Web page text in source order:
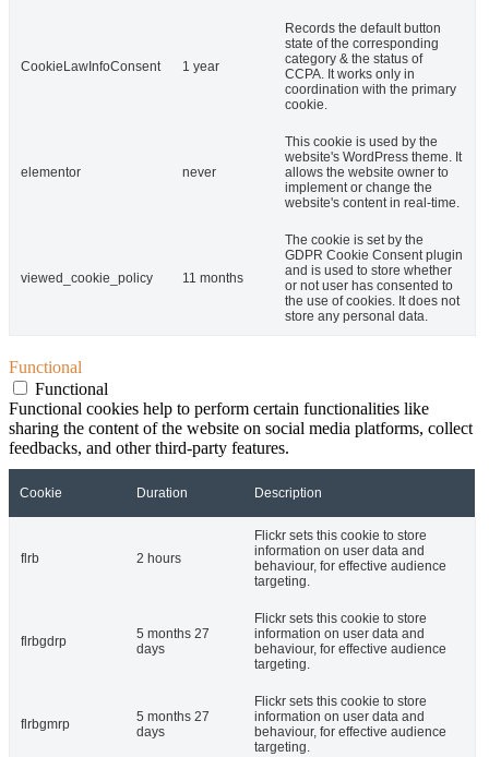
CookieLawInfoConsent 1 year
Records the default button
state of the corresponding
category & the status of
CCPA. It works only in
coordination with the primary
cookie.
elementor never
This cookie is used by the
website's WordPress theme. It
allows the website owner to
implement or change the
website's content in real-time.
viewed_cookie_policy 11 months
The cookie is set by the
GDPR Cookie Consent plugin
and is used to store whether
or not user has consented to
the use of cookies. It does not
store any personal data.
Functional
Functional
Functional cookies help to perform certain functionalities like
sharing the content of the website on social media platforms, collect
feedbacks, and other third-party features.
Cookie Duration Description
flrb 2 hours
Flickr sets this cookie to store
information on user data and
behaviour, for effective audience
targeting.
flrbgdrp
5 months 27
days
Flickr sets this cookie to store
information on user data and
behaviour, for effective audience
targeting.
flrbgmrp
5 months 27
days
Flickr sets this cookie to store
information on user data and
behaviour, for effective audience
targeting.